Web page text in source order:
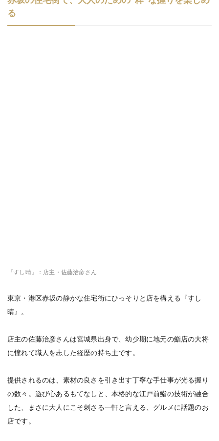
る
『すし晴』：店主・佐藤治彦さん
東京・港区赤坂の静かな住宅街にひっそりと店を構える『すし
晴』。
店主の佐藤治彦さんは宮城県出身で、幼少期に地元の鮨店の大将
に憧れて職人を志した経歴の持ち主です。
提供されるのは、素材の良さを引き出す丁寧な手仕事が光る握り
の数々。遊び心あるもてなしと、本格的な江戸前鮨の技術が融合
した、まさに大人にこそ刺さる一軒と言える、グルメに話題のお
店です。